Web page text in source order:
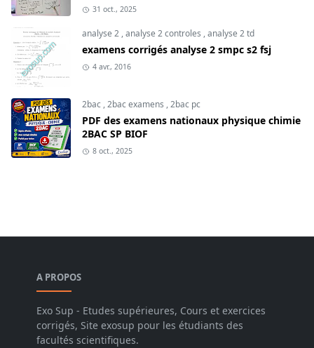
31 oct., 2025
analyse 2,analyse 2 controles ,analyse 2 td
examens corrigés analyse 2 smpc s2 fsj
4 avr., 2016
2bac,2bac examens ,2bac pc
PDF des examens nationaux physique chimie
2BAC SP BIOF
8 oct., 2025
A PROPOS
Exo Sup - Etudes supérieures, Cours et exercices
corrigés, Site exosup pour les étudiants des
facultés scientifiques.